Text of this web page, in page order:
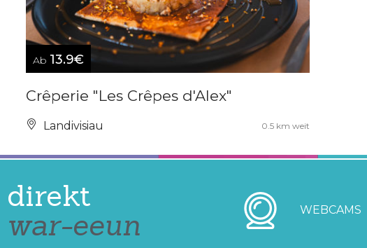
Ab 13.9€
Crêperie "Les Crêpes d'Alex"
Landivisiau 0.5 km weit
direkt
war-eeun WEBCAMS